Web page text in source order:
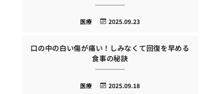
2025.09.23
医療
口の中の白い傷が痛い！しみなくて回復を早める
食事の秘訣
2025.09.18
医療